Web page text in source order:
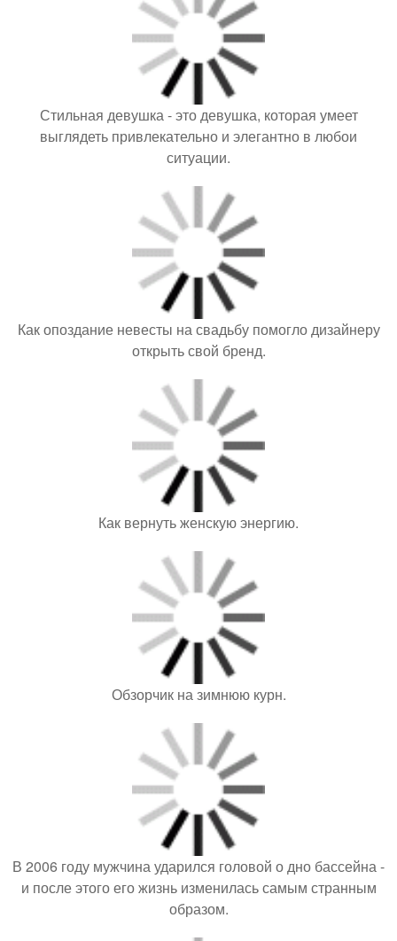
Стильная девушка - это девушка, которая умеет
выглядеть привлекательно и элегантно в любои
ситуации.
Как опоздание невесты на свадьбу помогло дизайнеру
открыть свой бренд.
Как вернуть женскую энергию.
Обзорчик на зимнюю курн.
В 2006 году мужчина ударился головой о дно бассейна -
и после этого его жизнь изменилась самым странным
образом.